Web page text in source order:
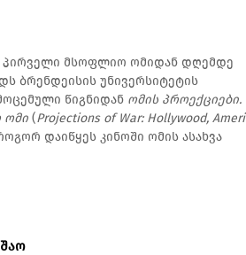
პირველი მსოფლიო ომიდან დღემდე
ბრენდეისის უნივერსიტეტის
წიგნიდან ომის პროექციები.
ომი (Projections of War: Hollywood,
დაიწყეს კინოში ომის ასახვა